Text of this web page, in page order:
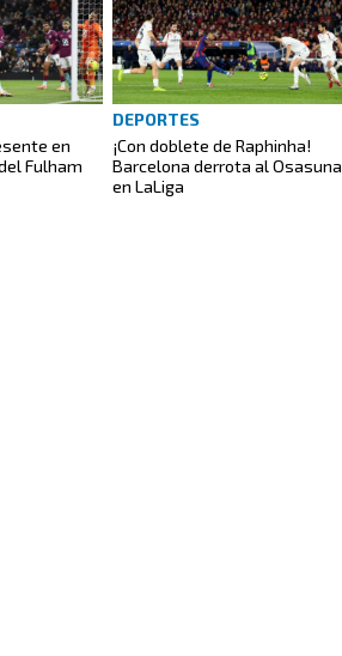
en
Fulham
DEPORTES
¡Con doblete de Raphinha!
Barcelona derrota al Osasuna
en LaLiga